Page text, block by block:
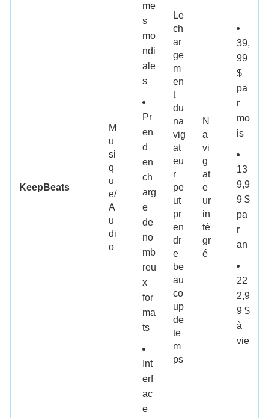
KeepBeats
M
u
si
q
u
e/
A
u
di
o
me
s
mo
ndi
ale
s
Pr
en
d
en
ch
arg
e
de
no
mb
reu
x
for
ma
ts
Int
erf
ac
e
Le
ch
ar
ge
m
en
t
du
na
vig
at
eu
r
pe
ut
pr
en
dr
e
be
au
co
up
de
te
m
ps
N
a
vi
g
at
e
ur
in
té
gr
é
39,
99
$
pa
r
mo
is
13
9,9
9 $
pa
r
an
22
2,9
9 $
à
vie